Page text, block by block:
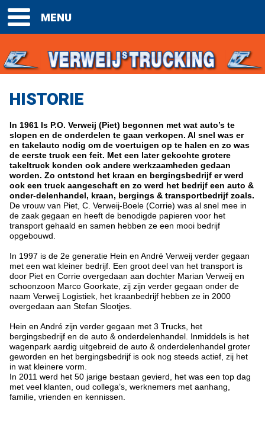
HISTORIE
In 1961 Is P.O. Verweij (Piet) begonnen met wat auto’s te
slopen en de onderdelen te gaan verkopen. Al snel was er
en takelauto nodig om de voertuigen op te halen en zo was
de eerste truck een feit. Met een later gekochte grotere
takeltruck konden ook andere werkzaamheden gedaan
worden. Zo ontstond het kraan en bergingsbedrijf er werd
ook een truck aangeschaft en zo werd het bedrijf een auto &
onder-delenhandel, kraan, bergings & transportbedrijf zoals.
De vrouw van Piet, C. Verweij-Boele (Corrie) was al snel mee in
de zaak gegaan en heeft de benodigde papieren voor het
transport gehaald en samen hebben ze een mooi bedrijf
opgebouwd.
In 1997 is de 2e generatie Hein en André Verweij verder gegaan
met een wat kleiner bedrijf. Een groot deel van het transport is
door Piet en Corrie overgedaan aan dochter Marian Verweij en
schoonzoon Marco Goorkate, zij zijn verder gegaan onder de
naam Verweij Logistiek, het kraanbedrijf hebben ze in 2000
overgedaan aan Stefan Slootjes.
Hein en André zijn verder gegaan met 3 Trucks, het
bergingsbedrijf en de auto & onderdelenhandel. Inmiddels is het
wagenpark aardig uitgebreid de auto & onderdelenhandel groter
geworden en het bergingsbedrijf is ook nog steeds actief, zij het
in wat kleinere vorm.
In 2011 werd het 50 jarige bestaan gevierd, het was een top dag
met veel klanten, oud collega’s, werknemers met aanhang,
familie, vrienden en kennissen.